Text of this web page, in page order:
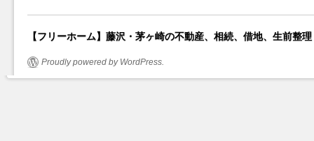
【フリーホーム】藤沢・茅ヶ崎の不動産、相続、借地、生前整理
Proudly powered by WordPress.